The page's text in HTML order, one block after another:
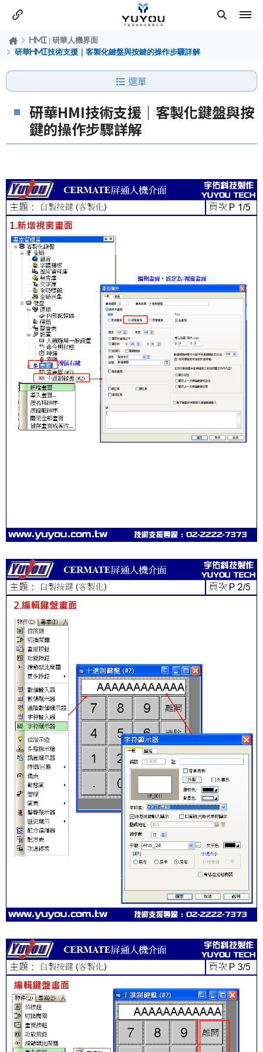
HMI | 研華人機界面
研華HMI技術支援｜客製化鍵盤與按鍵的操作步驟詳解
選單
研華HMI技術支援｜客製化鍵盤與按
鍵的操作步驟詳解